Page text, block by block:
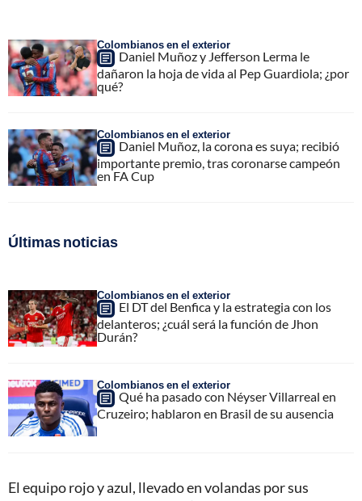
Colombianos en el exterior
Daniel Muñoz y Jefferson Lerma le
dañaron la hoja de vida al Pep Guardiola; ¿por
qué?
Colombianos en el exterior
Daniel Muñoz, la corona es suya; recibió
importante premio, tras coronarse campeón
en FA Cup
Últimas noticias
Colombianos en el exterior
El DT del Benfica y la estrategia con los
delanteros; ¿cuál será la función de Jhon
Durán?
Colombianos en el exterior
Qué ha pasado con Néyser Villarreal en
Cruzeiro; hablaron en Brasil de su ausencia
El equipo rojo y azul, llevado en volandas por sus